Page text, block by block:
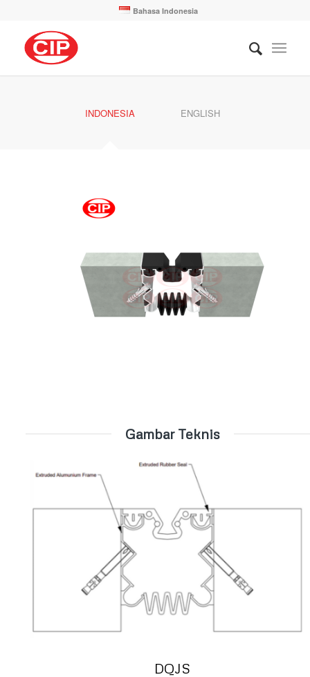
Bahasa Indonesia
INDONESIA ENGLISH
Gambar Teknis
DQJS